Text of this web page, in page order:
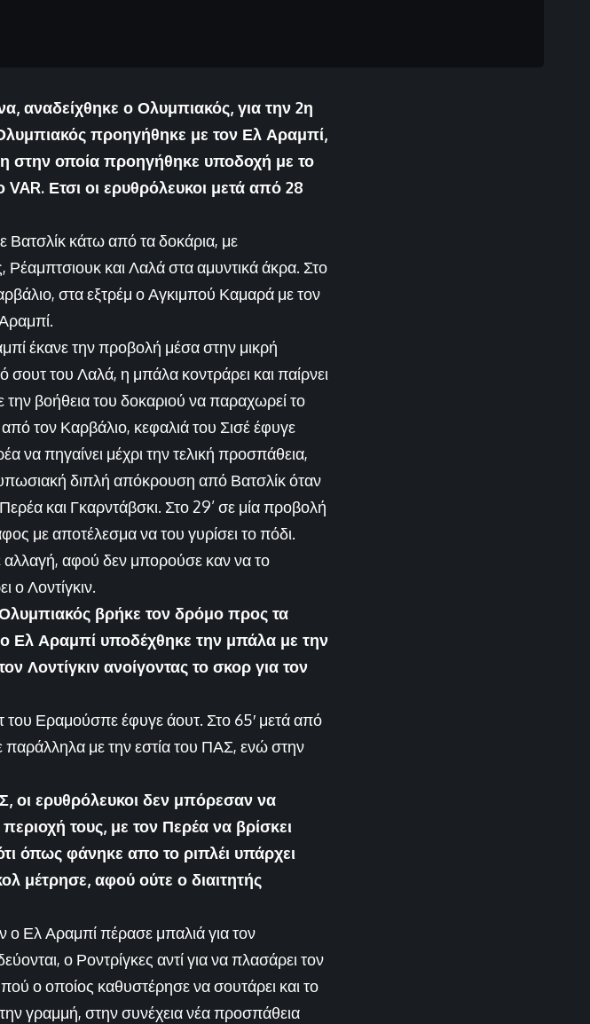
αναδείχθηκε ο Ολυμπιακός, για την 2η
προηγήθηκε με τον Ελ Αραμπί,
στην οποία προηγήθηκε υποδοχή με το
Ετσι οι ερυθρόλευκοι μετά από 28
Βατσλίκ κάτω από τα δοκάρια, με
και Λαλά στα αμυντικά άκρα. Στο
στα εξτρέμ ο Αγκιμπού Καμαρά με τον
έκανε την προβολή μέσα στην μικρή
σουτ του Λαλά, η μπάλα κοντράρει και παίρνει
την βοήθεια του δοκαριού να παραχωρεί το
τον Καρβάλιο, κεφαλιά του Σισέ έφυγε
να πηγαίνει μέχρι την τελική προσπάθεια,
διπλή απόκρουση από Βατσλίκ όταν
και Γκαρντάβσκι. Στο 29’ σε μία προβολή
με αποτέλεσμα να του γυρίσει το πόδι.
αλλαγή, αφού δεν μπορούσε καν να το
ο Λοντίγκιν.
βρήκε τον δρόμο προς τα
Ελ Αραμπί υποδέχθηκε την μπάλα με την
Λοντίγκιν ανοίγοντας το σκορ για τον
του Εραμούσπε έφυγε άουτ. Στο 65′ μετά από
παράλληλα με την εστία του ΠΑΣ, ενώ στην
οι ερυθρόλευκοι δεν μπόρεσαν να
τους, με τον Περέα να βρίσκει
όπως φάνηκε απο το ριπλέι υπάρχει
μέτρησε, αφού ούτε ο διαιτητής
ο Ελ Αραμπί πέρασε μπαλιά για τον
ο Ροντρίγκες αντί για να πλασάρει τον
ο οποίος καθυστέρησε να σουτάρει και το
γραμμή, στην συνέχεια νέα προσπάθεια